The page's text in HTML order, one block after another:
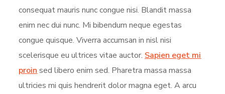
consequat mauris nunc congue nisi. Blandit massa
enim nec dui nunc. Mi bibendum neque egestas
congue quisque. Viverra accumsan in nisl nisi
scelerisque eu ultrices vitae auctor. Sapien eget mi
proin sed libero enim sed. Pharetra massa massa
ultricies mi quis hendrerit dolor magna eget. A arcu